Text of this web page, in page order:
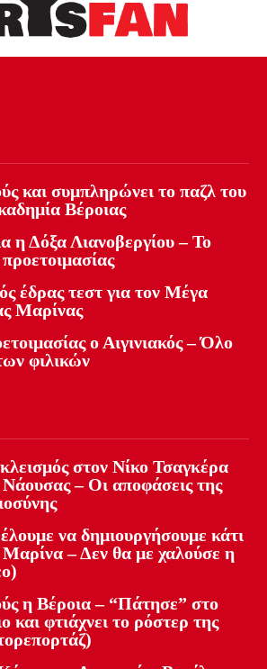
και συμπληρώνει το παζλ του
Βέροιας
η Δόξα Λιανοβεργίου – Το
έδρας τεστ για τον Μέγα
Μαρίνας
ο Αιγινιακός – Όλο
φιλικών
στον Νίκο Τσαγκέρα
– Οι αποφάσεις της
να δημιουργήσουμε κάτι
– Δεν θα με χαλούσε η
η Βέροια – “Πάτησε” στο
και φτιάχνει το ρόστερ της